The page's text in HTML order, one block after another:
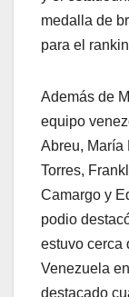
medalla de
para el
Además de
equipo
Abreu, María
Torres,
Camargo y
podio
estuvo cerca
Venezuela
destacado